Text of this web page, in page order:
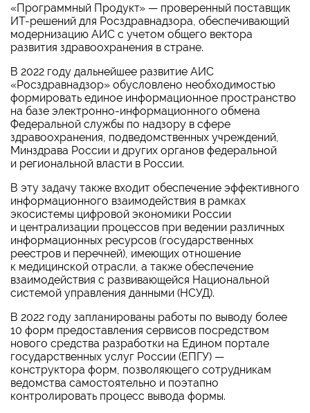
«Программный Продукт» — проверенный поставщик
ИТ-решений для Росздравнадзора, обеспечивающий
модернизацию АИС c учетом общего вектора
развития здравоохранения в стране.
В 2022 году дальнейшее развитие АИС
«Росздравнадзор» обусловлено необходимостью
формировать единое информационное пространство
на базе электронно-информационного обмена
Федеральной службы по надзору в сфере
здравоохранения, подведомственных учреждений,
Минздрава России и других органов федеральной
и региональной власти в России.
В эту задачу также входит обеспечение эффективного
информационного взаимодействия в рамках
экосистемы цифровой экономики России
и централизации процессов при ведении различных
информационных ресурсов (государственных
реестров и перечней), имеющих отношение
к медицинской отрасли, а также обеспечение
взаимодействия с развивающейся Национальной
системой управления данными (НСУД).
В 2022 году запланированы работы по выводу более
10 форм предоставления сервисов посредством
нового средства разработки на Едином портале
государственных услуг России (ЕПГУ) —
конструктора форм, позволяющего сотрудникам
ведомства самостоятельно и поэтапно
контролировать процесс вывода формы.